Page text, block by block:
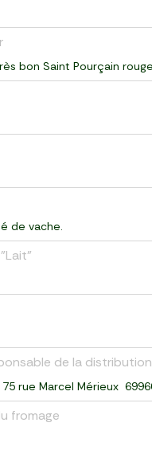
bon Saint Pourçain
de vache.
de la distribution
rue Marcel Mérieux
fromage